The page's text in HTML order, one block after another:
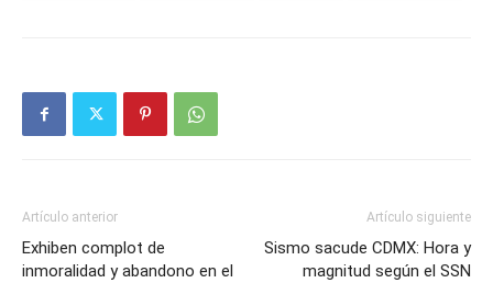
Artículo anterior
Exhiben complot de
inmoralidad y abandono en el
Artículo siguiente
Sismo sacude CDMX: Hora y
magnitud según el SSN